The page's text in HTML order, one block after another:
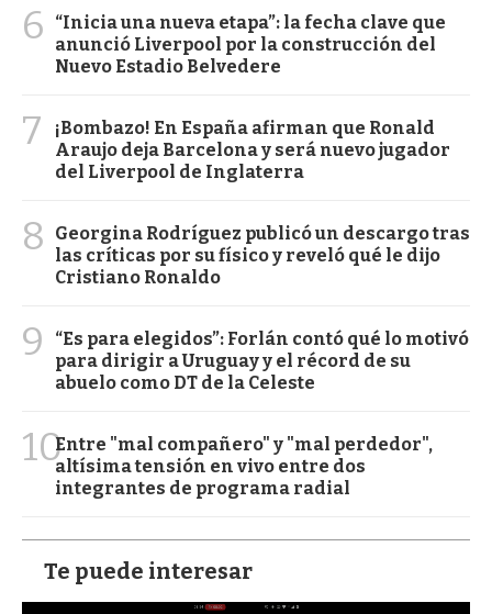
6
“Inicia una nueva etapa”: la fecha clave que
anunció Liverpool por la construcción del
Nuevo Estadio Belvedere
7
¡Bombazo! En España afirman que Ronald
Araujo deja Barcelona y será nuevo jugador
del Liverpool de Inglaterra
8
Georgina Rodríguez publicó un descargo tras
las críticas por su físico y reveló qué le dijo
Cristiano Ronaldo
9
“Es para elegidos”: Forlán contó qué lo motivó
para dirigir a Uruguay y el récord de su
abuelo como DT de la Celeste
10Entre "mal compañero" y "mal perdedor",
altísima tensión en vivo entre dos
integrantes de programa radial
Te puede interesar